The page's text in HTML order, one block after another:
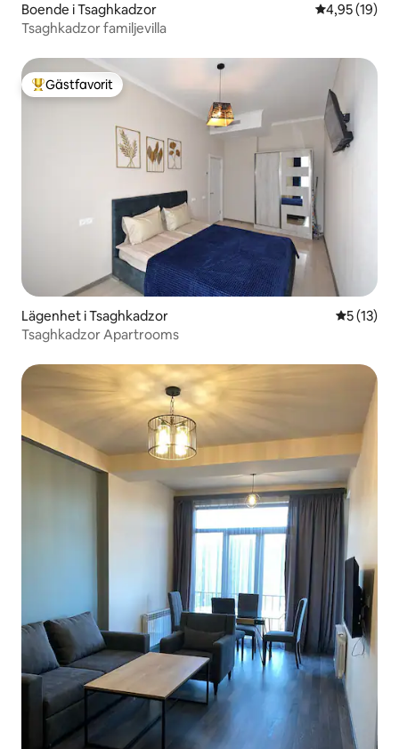
Boende i Tsaghkadzor 4,95 av 5 i
4,95 (19)
Tsaghkadzor familjevilla
Populär gästfavorit
Gästfavorit
Lägenhet i Tsaghkadzor 5 av 5 i
5 (13)
Tsaghkadzor Apartrooms